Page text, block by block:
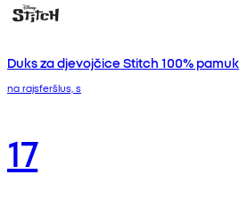
Duks za djevojčice Stitch 100% pamuk
na rajsferšlus, s
17